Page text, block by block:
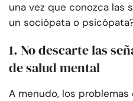
una vez que conozca las
un sociópata o
1. No descarte las
de salud mental
A menudo, los